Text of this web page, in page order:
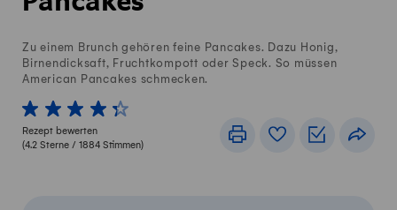
Zu einem Brunch gehören feine Pancakes. Dazu Honig,
Birnendicksaft, Fruchtkompott oder Speck. So müssen
American Pancakes schmecken.
1 von 5 Sterne
2 von 5 Sterne
3 von 5 Sterne
4 von 5 Sterne
5 von 5 Sterne
Rezept bewerten
(4.2 Sterne / 1884 Stimmen)
DruckenRezeptbuch